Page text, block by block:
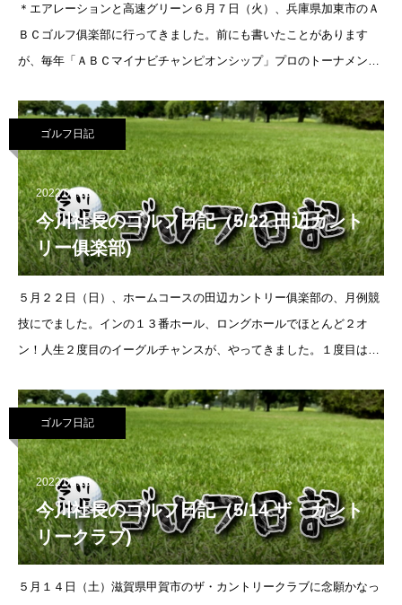
＊エアレーションと高速グリーン６月７日（火）、兵庫県加東市のＡ
ＢＣゴルフ俱楽部に行ってきました。前にも書いたことがあります
が、毎年「ＡＢＣマイナビチャンピオンシップ」プロのトーナメント
が、高速往復３時間５０００円をかけ
ゴルフ日記
2022.05.23
今川社長のゴルフ日記（5/22 田辺カント
リー俱楽部)
５月２２日（日）、ホームコースの田辺カントリー俱楽部の、月例競
技にでました。インの１３番ホール、ロングホールでほとんど２オ
ン！人生２度目のイーグルチャンスが、やってきました。１度目は瀬
でしょう。その時は３パットのパー
ゴルフ日記
2022.05.19
今川社長のゴルフ日記（5/14 ザ・カント
リークラブ)
５月１４日（土）滋賀県甲賀市のザ・カントリークラブに念願かなっ